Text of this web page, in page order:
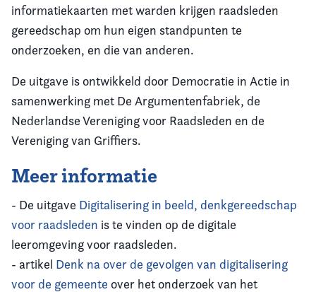
informatiekaarten met warden krijgen raadsleden
gereedschap om hun eigen standpunten te
onderzoeken, en die van anderen.
De uitgave is ontwikkeld door Democratie in Actie in
samenwerking met De Argumentenfabriek, de
Nederlandse Vereniging voor Raadsleden en de
Vereniging van Griffiers.
Meer informatie
- De uitgave Digitalisering in beeld, denkgereedschap
voor raadsleden is te vinden op de digitale
leeromgeving voor raadsleden.
- artikel Denk na over de gevolgen van digitalisering
voor de gemeente over het onderzoek van het